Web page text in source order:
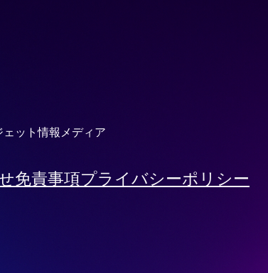
ット情報メディア
免責事項プライバシーポリシー